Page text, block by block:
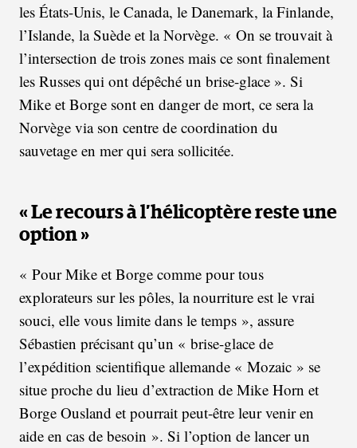
les États-Unis, le Canada, le Danemark, la Finlande,
l’Islande, la Suède et la Norvège. « On se trouvait à
l’intersection de trois zones mais ce sont finalement
les Russes qui ont dépêché un brise-glace ». Si
Mike et Borge sont en danger de mort, ce sera la
Norvège via son centre de coordination du
sauvetage en mer qui sera sollicitée.
« Le recours à l’hélicoptère reste une
option »
« Pour Mike et Borge comme pour tous
explorateurs sur les pôles, la nourriture est le vrai
souci, elle vous limite dans le temps », assure
Sébastien précisant qu’un « brise-glace de
l’expédition scientifique allemande « Mozaic » se
situe proche du lieu d’extraction de Mike Horn et
Borge Ousland et pourrait peut-être leur venir en
aide en cas de besoin ». Si l’option de lancer un